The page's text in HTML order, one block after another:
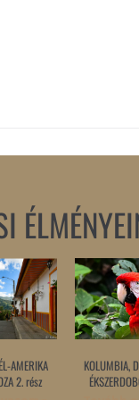
AMERIKA
2. rész
KOLUMBIA,